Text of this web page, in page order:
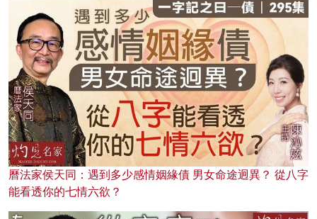
曆法家侯天同：遇到多少感情姻緣債 男女命途迥異？ 從八字
能看透你的七情六欲？